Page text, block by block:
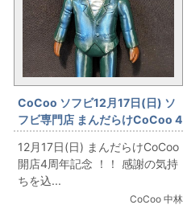
CoCoo ソフビ12月17日(日) ソ
フビ専門店 まんだらけCoCoo 4
周年記念 「マーミット 世紀の大
怪獣シリーズ メイツ星人」
12月17日(日) まんだらけCoCoo
開店4周年記念 ！！ 感謝の気持
ちを込...
CoCoo 中林